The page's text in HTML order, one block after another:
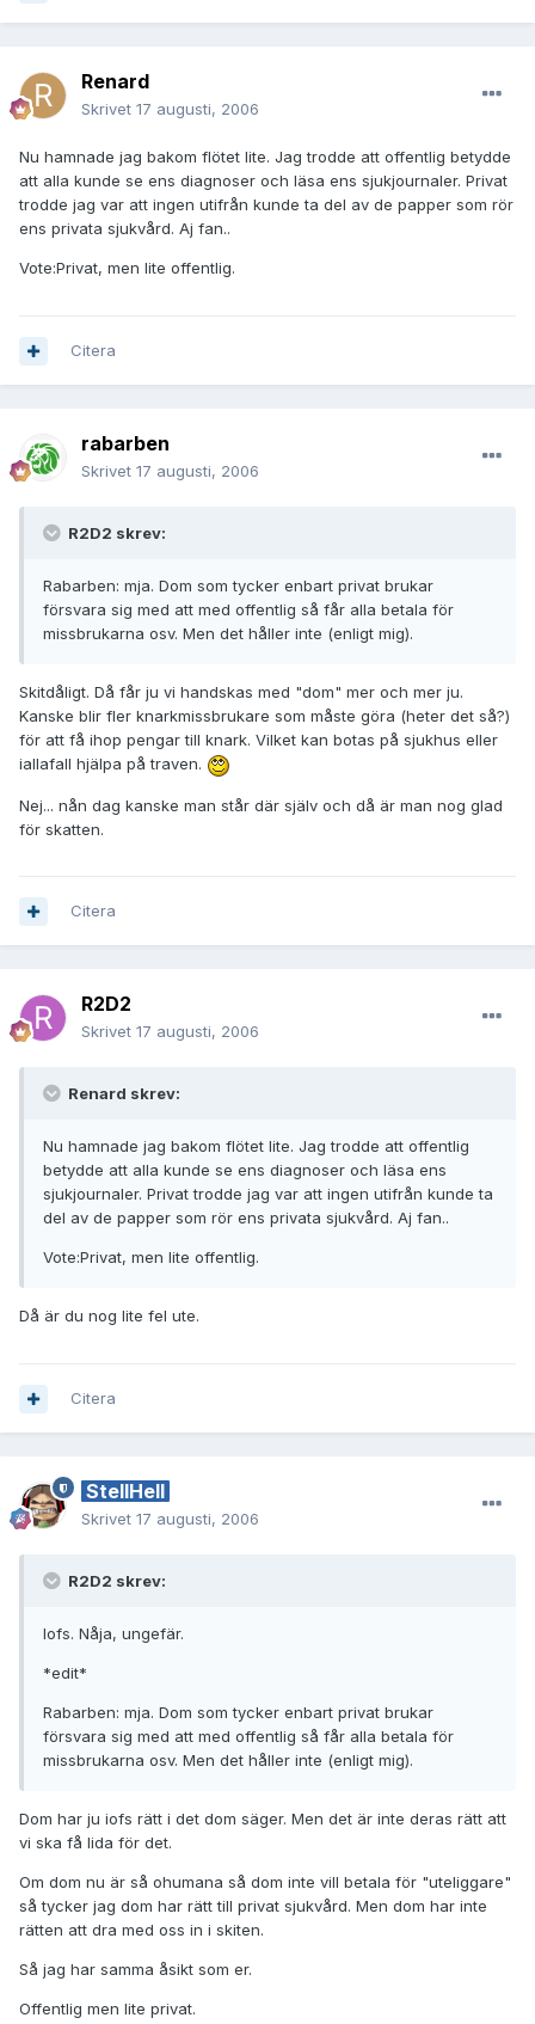
Renard
Skrivet 17 augusti, 2006
Nu hamnade jag bakom flötet lite. Jag trodde att offentlig betydde
att alla kunde se ens diagnoser och läsa ens sjukjournaler. Privat
trodde jag var att ingen utifrån kunde ta del av de papper som rör
ens privata sjukvård. Aj fan..
Vote:Privat, men lite offentlig.
Citera
rabarben
Skrivet 17 augusti, 2006
R2D2 skrev:
Rabarben: mja. Dom som tycker enbart privat brukar
försvara sig med att med offentlig så får alla betala för
missbrukarna osv. Men det håller inte (enligt mig).
Skitdåligt. Då får ju vi handskas med "dom" mer och mer ju.
Kanske blir fler knarkmissbrukare som måste göra (heter det så?)
för att få ihop pengar till knark. Vilket kan botas på sjukhus eller
iallafall hjälpa på traven.
Nej... nån dag kanske man står där själv och då är man nog glad
för skatten.
Citera
R2D2
Skrivet 17 augusti, 2006
Renard skrev:
Nu hamnade jag bakom flötet lite. Jag trodde att offentlig
betydde att alla kunde se ens diagnoser och läsa ens
sjukjournaler. Privat trodde jag var att ingen utifrån kunde ta
del av de papper som rör ens privata sjukvård. Aj fan..
Vote:Privat, men lite offentlig.
Då är du nog lite fel ute.
Citera
StellHell
Skrivet 17 augusti, 2006
R2D2 skrev:
Iofs. Nåja, ungefär.
*edit*
Rabarben: mja. Dom som tycker enbart privat brukar
försvara sig med att med offentlig så får alla betala för
missbrukarna osv. Men det håller inte (enligt mig).
Dom har ju iofs rätt i det dom säger. Men det är inte deras rätt att
vi ska få lida för det.
Om dom nu är så ohumana så dom inte vill betala för "uteliggare"
så tycker jag dom har rätt till privat sjukvård. Men dom har inte
rätten att dra med oss in i skiten.
Så jag har samma åsikt som er.
Offentlig men lite privat.